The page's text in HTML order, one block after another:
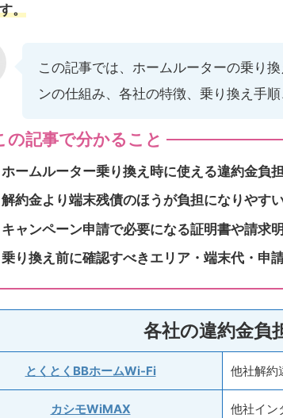
。
この記事では、ホームルーターの乗り
ンの仕組み、各社の特徴、乗り換え手
の記事で分かること
ホームルーター乗り換え時に使える違約金負
解約金より端末残債のほうが負担になりやす
キャンペーン申請で必要になる証明書や請求
乗り換え前に確認すべきエリア・端末代・申
各社の違約金負
とくとくBBホームWi-Fi 他社解約
カシモWiMAX
他社イン